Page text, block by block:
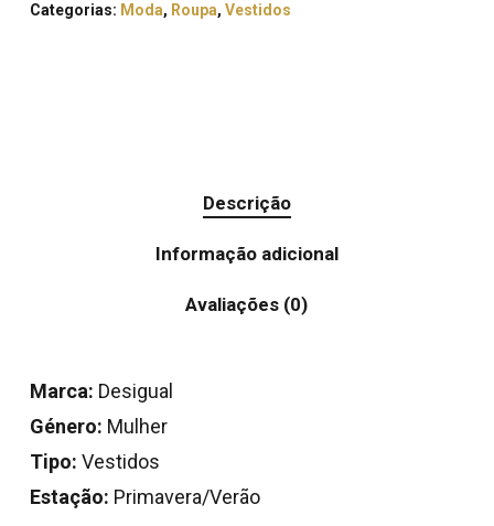
Categorias: Moda, Roupa, Vestidos
Descrição
Informação adicional
Avaliações (0)
Marca: Desigual
Género: Mulher
Tipo: Vestidos
Estação: Primavera/Verão